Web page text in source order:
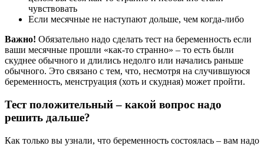
чувствовать
Если месячные не наступают дольше, чем когда-либо
Важно! Обязательно надо сделать тест на беременность если
ваши месячные прошли «как-то странно» – то есть были
скуднее обычного и длились недолго или начались раньше
обычного. Это связано с тем, что, несмотря на случившуюся
беременность, менструация (хоть и скудная) может пройти.
Тест положительный – какой вопрос надо
решить дальше?
Как только вы узнали, что беременность состоялась – вам надо